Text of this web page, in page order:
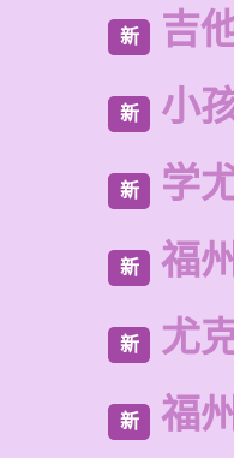
新 吉
新 小
新 学
新 福
新 尤
新 福